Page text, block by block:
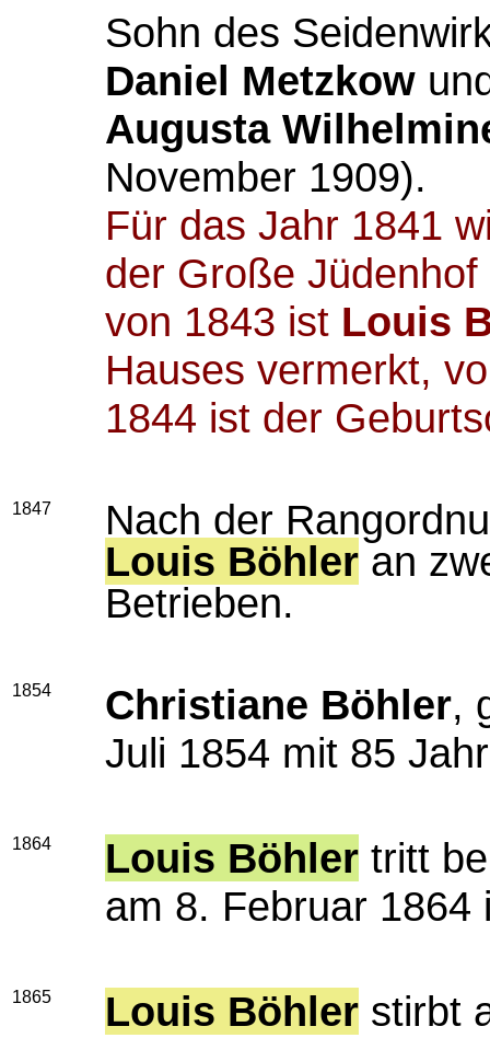
Sohn des
Daniel Metzkow
Augusta
November 1909).
Für das Jahr 1841
der Große
von 1843 ist Louis
Hauses vermerkt,
1844 ist der
1847
Nach der
Louis Böhler an
Betrieben.
1854 Christiane Böhler,
Juli 1854 mit 85
1864 Louis Böhler tritt
am 8. Februar 1864
1865 Louis Böhler stirbt